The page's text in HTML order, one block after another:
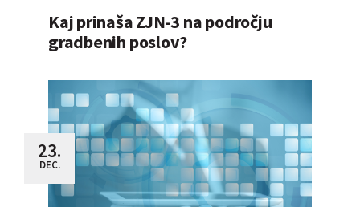
Kaj prinaša ZJN-3 na področju
gradbenih poslov?
23.
DEC.